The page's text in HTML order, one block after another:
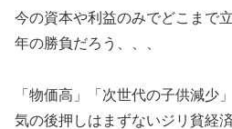
今の資本や利益のみでどこまで
年の勝負だろう、、、
「物価高」「次世代の子供減少
気の後押しはまずないジリ貧経